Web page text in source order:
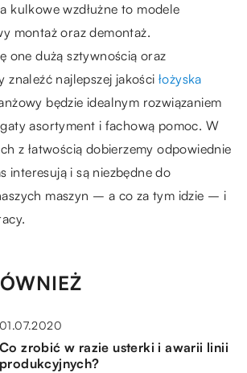
kulkowe wzdłużne to modele
montaż oraz demontaż.
one dużą sztywnością oraz
znaleźć najlepszej jakościłożyska
będzie idealnym rozwiązaniem
asortyment i fachową pomoc. W
z łatwością dobierzemy odpowiednie
interesują i są niezbędne do
maszyn – a co za tym idzie – i
01.07.2020
Co zrobić w razie usterki i awarii linii
produkcyjnych?